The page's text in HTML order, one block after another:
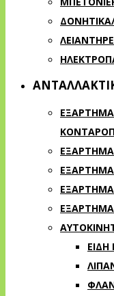
ΕΙΔΗ